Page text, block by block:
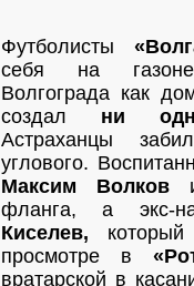
Футболисты
себя на газоне
Волгограда как
создал ни
Астраханцы
углового.
Максим Волков
фланга, а экс-
Киселев,
просмотре в
вратарской в